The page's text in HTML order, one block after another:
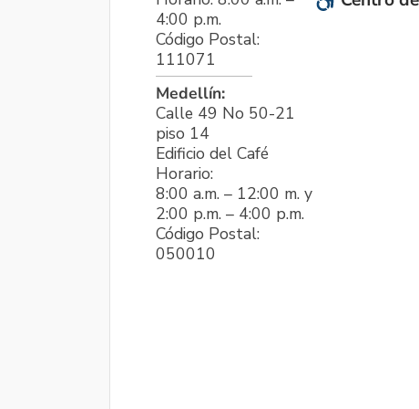
4:00 p.m.
Código Postal:
111071
Medellín:
Calle 49 No 50-21
piso 14
Edificio del Café
Horario:
8:00 a.m. – 12:00 m. y
2:00 p.m. – 4:00 p.m.
Código Postal:
050010